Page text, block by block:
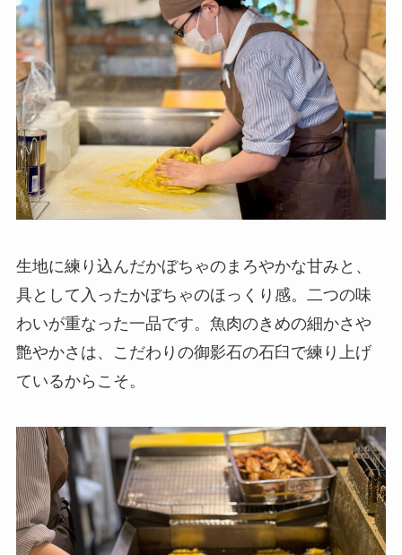
生地に練り込んだかぼちゃのまろやかな甘みと、
具として入ったかぼちゃのほっくり感。二つの味
わいが重なった一品です。魚肉のきめの細かさや
艶やかさは、こだわりの御影石の石臼で練り上げ
ているからこそ。